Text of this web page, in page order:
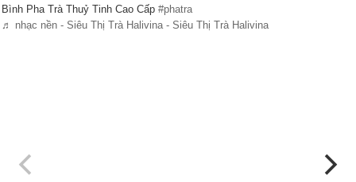
Bình Pha Trà Thuỷ Tinh Cao Cấp#phatra
♬ nhạc nền - Siêu Thị Trà Halivina - Siêu Thị Trà Halivina